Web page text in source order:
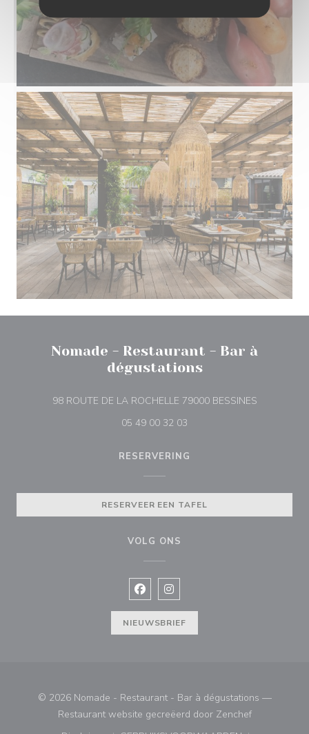
Nomade - Restaurant - Bar à
dégustations
98 ROUTE DE LA ROCHELLE 79000 BESSINES((opent in
05 49 00 32 03
RESERVERING
RESERVEER EEN TAFEL
VOLG ONS
Facebook ((opent in een nieuw
Instagram ((opent in een
NIEUWSBRIEF
© 2026 Nomade - Restaurant - Bar à dégustations —
Restaurant website gecreëerd door Zenchef((opent in